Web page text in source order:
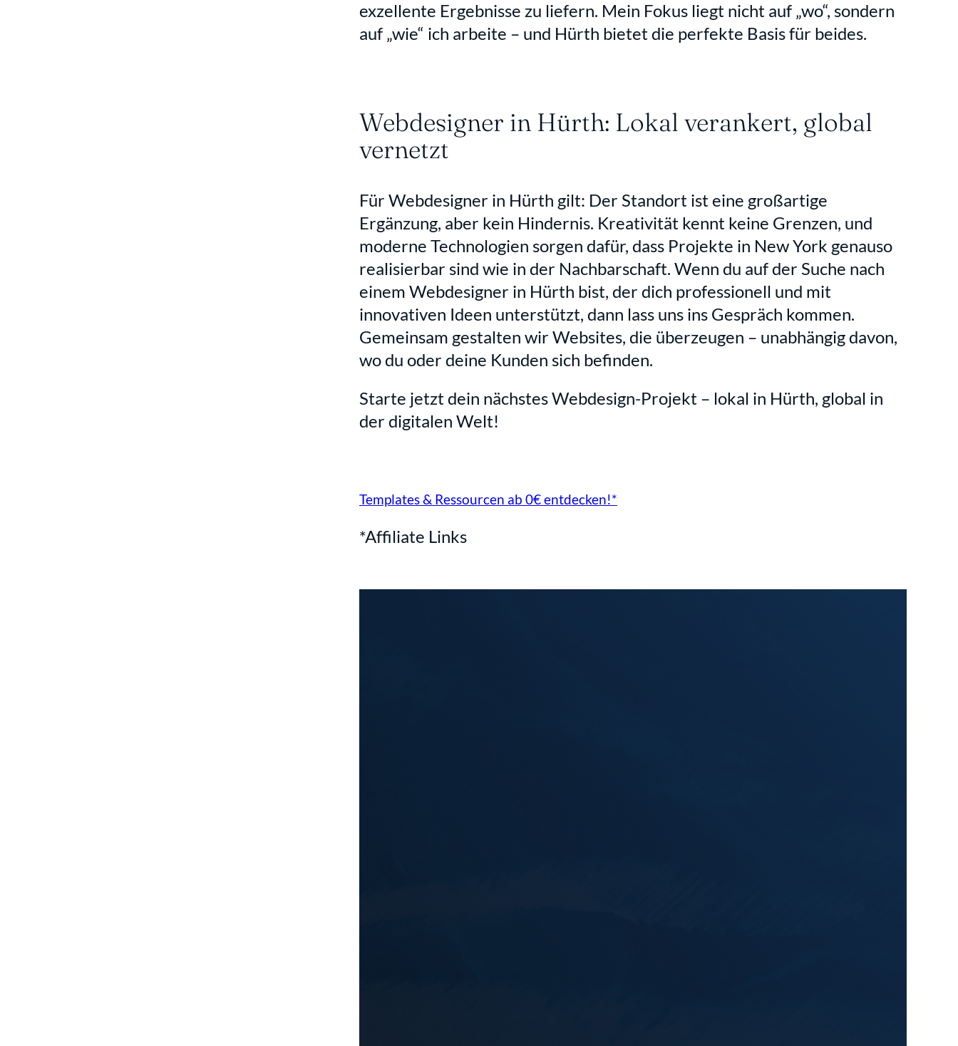
exzellente Ergebnisse zu liefern. Mein Fokus liegt nicht auf „wo“, sondern
auf „wie“ ich arbeite – und Hürth bietet die perfekte Basis für beides.
Webdesigner in Hürth: Lokal verankert, global
vernetzt
Für Webdesigner in Hürth gilt: Der Standort ist eine großartige
Ergänzung, aber kein Hindernis. Kreativität kennt keine Grenzen, und
moderne Technologien sorgen dafür, dass Projekte in New York genauso
realisierbar sind wie in der Nachbarschaft. Wenn du auf der Suche nach
einem Webdesigner in Hürth bist, der dich professionell und mit
innovativen Ideen unterstützt, dann lass uns ins Gespräch kommen.
Gemeinsam gestalten wir Websites, die überzeugen – unabhängig davon,
wo du oder deine Kunden sich befinden.
Starte jetzt dein nächstes Webdesign-Projekt – lokal in Hürth, global in
der digitalen Welt!
Templates & Ressourcen ab 0€ entdecken!*
*Affiliate Links